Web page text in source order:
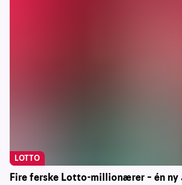
Fire ferske Lotto-millionærer – én
LOTTO